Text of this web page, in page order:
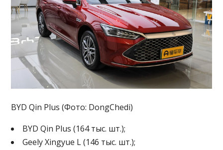
BYD Qin Plus (Фото: DongChedi)
BYD Qin Plus (164 тыс. шт.);
Geely Xingyue L (146 тыс. шт.);